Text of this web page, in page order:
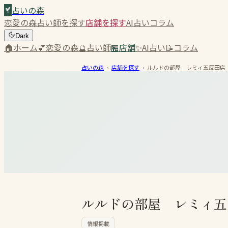
占いの森
恋愛の森占い師を探す店舗を探すAI占いコラム
Dark
🏠ホーム💕恋愛の森🔮占い師🏪店舗✨AI占い📝コラム
占いの森 › 店舗を探す › ルルドの部屋 レミィ五反田店
ルルドの部屋 レミィ
情報掲載